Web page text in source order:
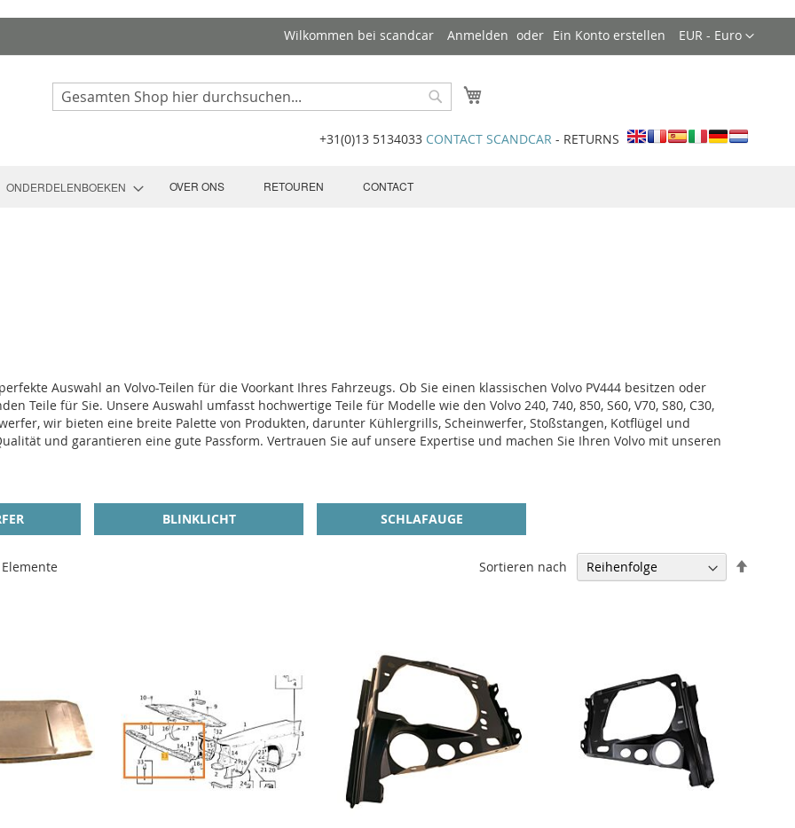
Währung
EUR - Euro
Wilkommen bei scandcar Anmelden Ein Konto erstellen
Search
+31(0)13 5134033 CONTACT SCANDCAR - RETURNS
ONDERDELENBOEKEN OVER ONS RETOUREN CONTACT
Auswahl an Volvo-Teilen für die Voorkant Ihres Fahrzeugs. Ob Sie einen klassischen Volvo PV444 besitzen oder
Teile für Sie. Unsere Auswahl umfasst hochwertige Teile für Modelle wie den Volvo 240, 740, 850, S60, V70, S80, C30,
wir bieten eine breite Palette von Produkten, darunter Kühlergrills, Scheinwerfer, Stoßstangen, Kotflügel und
und garantieren eine gute Passform. Vertrauen Sie auf unsere Expertise und machen Sie Ihren Volvo mit unseren
BLINKLICHT SCHLAFAUGE
Elemente Sortieren nach